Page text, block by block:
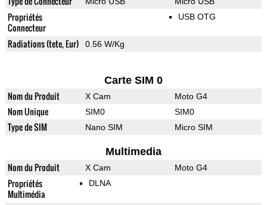
Propriétés
Connecteur
USB OTG
Radiations (tete, Eur) 0.56 W/Kg
Carte SIM 0
Nom du Produit X Cam Moto G4
Nom Unique SIM0 SIM0
Type de SIM Nano SIM Micro SIM
Multimedia
Nom du Produit X Cam Moto G4
Propriétés
Multimédia
DLNA